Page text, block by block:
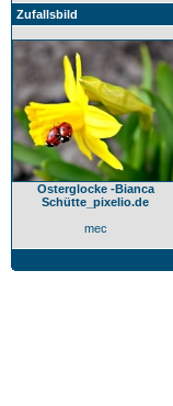
Zufallsbild
Osterglocke -Bianca
Schütte_pixelio.de
mec